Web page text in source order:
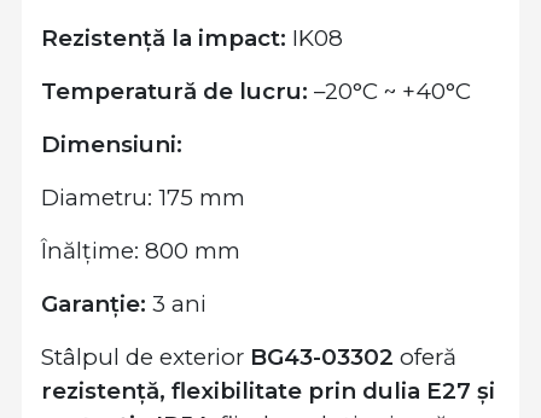
Rezistență la impact: IK08
Temperatură de lucru: –20°C ~ +40°C
Dimensiuni:
Diametru: 175 mm
Înălțime: 800 mm
Garanție: 3 ani
Stâlpul de exterior BG43-03302 oferă
rezistență, flexibilitate prin dulia E27 și